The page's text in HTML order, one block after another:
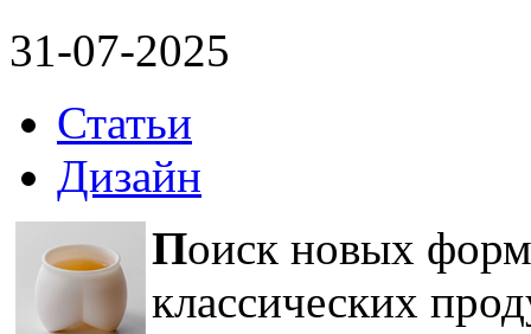
31-07-2025
Статьи
Дизайн
Поиск новых
классических